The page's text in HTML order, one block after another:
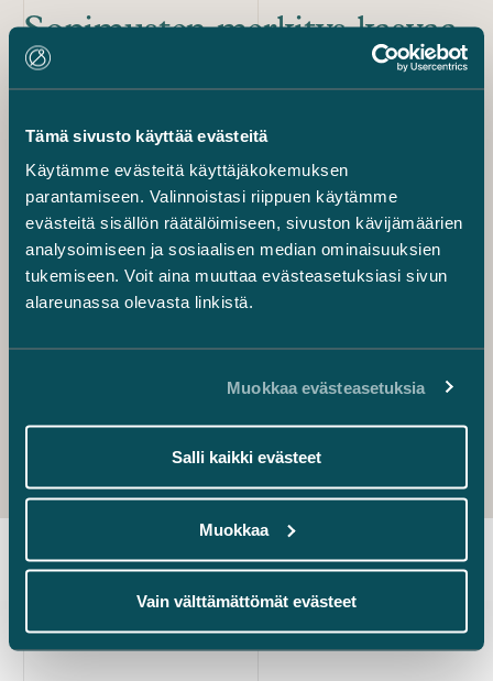
Tämä sivusto käyttää evästeitä
Käytämme evästeitä käyttäjäkokemuksen
parantamiseen. Valinnoistasi riippuen käytämme
evästeitä sisällön räätälöimiseen, sivuston kävijämäärien
analysoimiseen ja sosiaalisen median ominaisuuksien
tukemiseen. Voit aina muuttaa evästeasetuksiasi sivun
alareunassa olevasta linkistä.
Muokkaa evästeasetuksia
Salli kaikki evästeet
Muokkaa
Vain välttämättömät evästeet
Sopimusten merkitys kasvaa
uuden teknologian myötä
Ainakin yksi asia on selvä: sopimusten merkitys kasvaa
lisääntyessä.
Kun teet sopimuksia robotiikkaan tai tekoälyyn
perustuvista hankinnoista tai palveluista, pidä huoli siitä,
että osaat huomioida sopimuksessa hankintaan
parhaiten sopivat ehdot.Teknologian uudessa
hyödyntämisessä
osapuolten täytyy osata nähdä
tulevaisuuteen ja ennustaa uusien hankintojen ja
palveluiden hyödyt ja riskit.
Robotiikka Tekoäly
Uusimmat uutiset